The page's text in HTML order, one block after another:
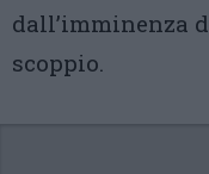
dall’imminenza
scoppio.